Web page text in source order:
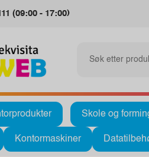
(09:00 - 17:00)
Skole og
Kontormaskiner